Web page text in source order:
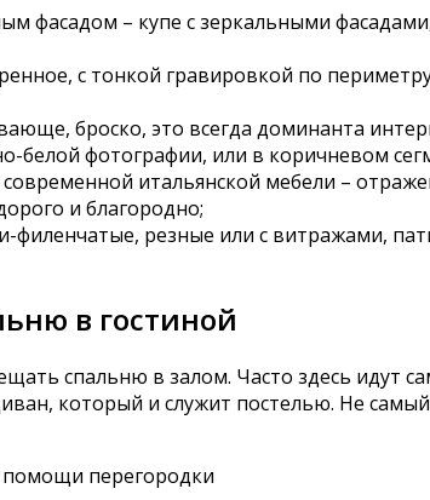
фасадом – купе с зеркальными
с тонкой гравировкой по
броско, это всегда доминанта
белой фотографии, или в коричневом
итальянской мебели –
и благородно;
резные или с витражами,
в гостиной
спальню в залом. Часто здесь идут
который и служит постелью. Не